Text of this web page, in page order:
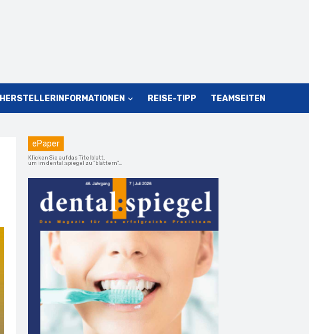
HERSTELLERINFORMATIONEN REISE-TIPP TEAMSEITEN
ePaper
Klicken Sie auf das Titelblatt,
um im dental:spiegel zu "blättern"...